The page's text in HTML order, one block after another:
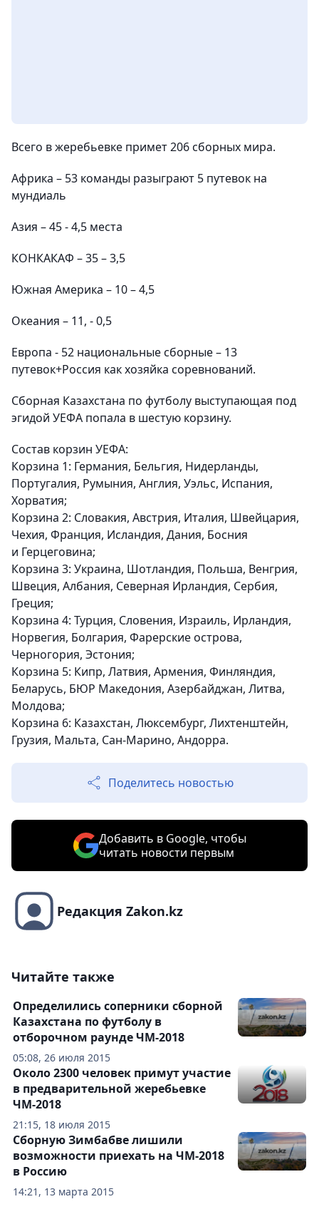
Всего в жеребьевке примет 206 сборных мира.
Африка – 53 команды разыграют 5 путевок на
мундиаль
Азия – 45 - 4,5 места
КОНКАКАФ – 35 – 3,5
Южная Америка – 10 – 4,5
Океания – 11, - 0,5
Европа - 52 национальные сборные – 13
путевок+Россия как хозяйка соревнований.
Сборная Казахстана по футболу выступающая под
эгидой УЕФА попала в шестую корзину.
Состав корзин УЕФА:
Корзина 1: Германия, Бельгия, Нидерланды,
Португалия, Румыния, Англия, Уэльс, Испания,
Хорватия;
Корзина 2: Словакия, Австрия, Италия, Швейцария,
Чехия, Франция, Исландия, Дания, Босния
и Герцеговина;
Корзина 3: Украина, Шотландия, Польша, Венгрия,
Швеция, Албания, Северная Ирландия, Сербия,
Греция;
Корзина 4: Турция, Словения, Израиль, Ирландия,
Норвегия, Болгария, Фарерские острова,
Черногория, Эстония;
Корзина 5: Кипр, Латвия, Армения, Финляндия,
Беларусь, БЮР Македония, Азербайджан, Литва,
Молдова;
Корзина 6: Казахстан, Люксембург, Лихтенштейн,
Грузия, Мальта, Сан-Марино, Андорра.
Поделитесь новостью
Добавить в Google, чтобы
читать новости первым
Редакция Zakon.kz
Читайте также
05:08, 26 июля 2015
Определились соперники сборной
Казахстана по футболу в
отборочном раунде ЧМ-2018
21:15, 18 июля 2015
Около 2300 человек примут участие
в предварительной жеребьевке
ЧМ-2018
14:21, 13 марта 2015
Сборную Зимбабве лишили
возможности приехать на ЧМ-2018
в Россию